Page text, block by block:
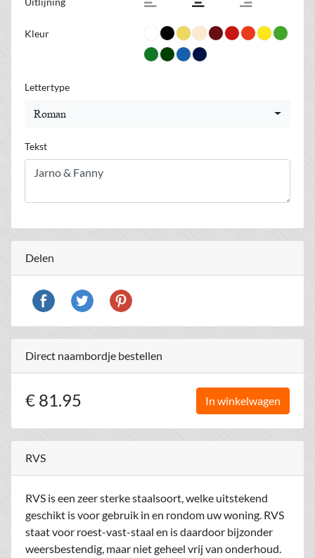
Kleur
Lettertype
Roman
Tekst
Delen
Direct naambordje bestellen
€ 81.95 In winkelwagen
RVS
RVS is een zeer sterke staalsoort, welke uitstekend
geschikt is voor gebruik in en rondom uw woning. RVS
staat voor roest-vast-staal en is daardoor bijzonder
weersbestendig, maar niet geheel vrij van onderhoud.